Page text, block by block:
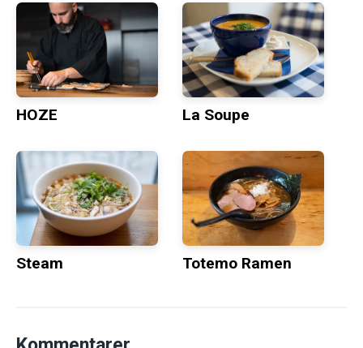
HOZE La Soupe
Steam Totemo Ramen